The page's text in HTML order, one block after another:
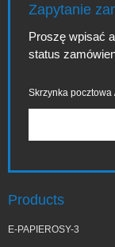
Zapytanie
Proszę wpisać
status
Skrzynka pocztowa
Products
E-PAPIEROSY-3